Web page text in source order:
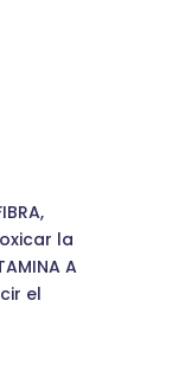
la
A
el